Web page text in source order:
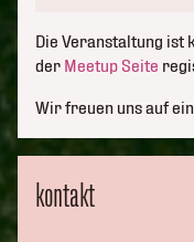
kontakt
Die Veranstaltung ist
der Meetup Seite
Wir freuen uns auf